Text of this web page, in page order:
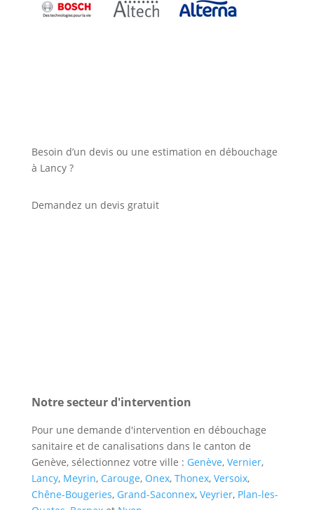
Besoin d’un devis ou une estimation en débouchage
à Lancy ?
Demandez un devis gratuit
Notre secteur d'intervention
Pour une demande d'intervention en débouchage
sanitaire et de canalisations dans le canton de
Genève, sélectionnez votre ville : Genève, Vernier,
Lancy, Meyrin, Carouge, Onex, Thonex, Versoix,
Chêne-Bougeries, Grand-Saconnex, Veyrier, Plan-les-